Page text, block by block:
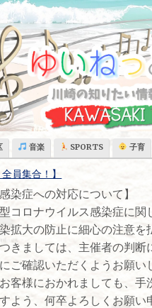
音楽 SPORTS 子育
染症への対応について】
コロナウイルス感染症に
拡大の防止に細心の注意
きましては、主催者の判断
ご確認いただくようお願い
客様におかれましても、
よう、何卒よろしくお願い